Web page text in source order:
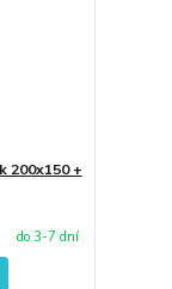
200x150 +
do 3-7 dní